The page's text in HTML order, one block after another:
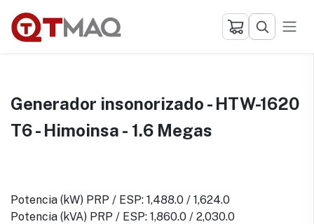
Generador insonorizado - HTW-1620
T6 - Himoinsa - 1.6 Megas
Potencia (kW) PRP / ESP: 1,488.0 / 1,624.0
Potencia (kVA) PRP / ESP: 1,860.0 / 2,030.0